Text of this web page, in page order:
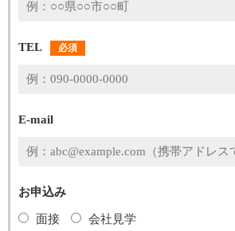
TEL 必須
E-mail
お申込み
面接 会社見学